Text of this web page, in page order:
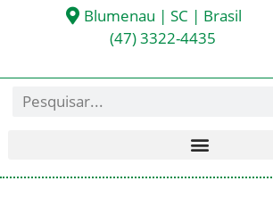
Blumenau | SC | Brasil
(47) 3322-4435